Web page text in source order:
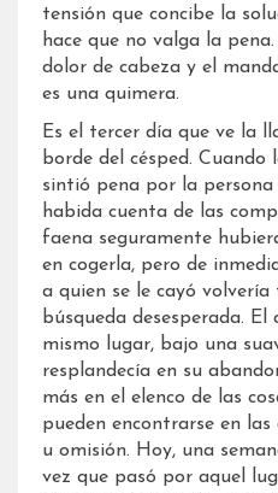
tensión que concibe la
hace que no valga la
dolor de cabeza y el
es una quimera.
Es el tercer día que ve la
borde del césped.
sintió pena por la
habida cuenta de las
faena seguramente
en cogerla, pero de
a quien se le cayó
búsqueda desesperada. El
mismo lugar, bajo una
resplandecía en su
más en el elenco de las
pueden encontrarse en
u omisión. Hoy, una
vez que pasó por aquel